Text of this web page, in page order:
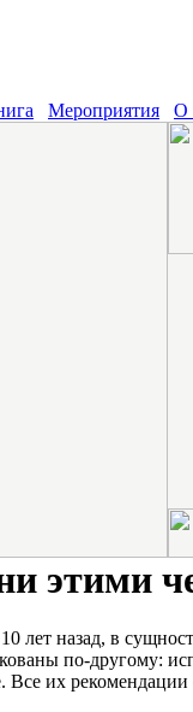
Мероприятия О
назад, в
по-другому:
их